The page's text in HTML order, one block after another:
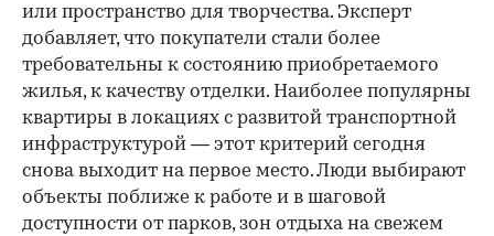
или пространство для творчества. Эксперт
добавляет, что покупатели стали более
требовательны к состоянию приобретаемого
жилья, к качеству отделки. Наиболее популярны
квартиры в локациях с развитой транспортной
инфраструктурой — этот критерий сегодня
снова выходит на первое место. Люди выбирают
объекты поближе к работе и в шаговой
доступности от парков, зон отдыха на свежем